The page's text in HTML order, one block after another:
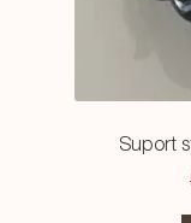
Suport